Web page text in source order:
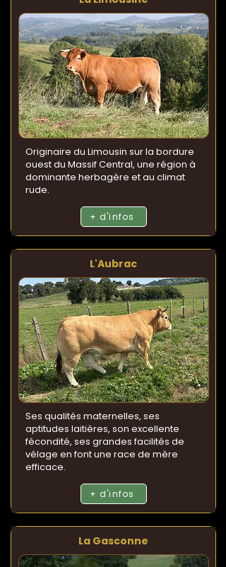
Originaire du Limousin sur la bordure
ouest du Massif Central, une région à
dominante herbagère et au climat
rude.
+ d'infos
L'Aubrac
Ses qualités maternelles, ses
aptitudes laitières, son excellente
fécondité, ses grandes facilités de
vélage en font une race de mère
efficace.
+ d'infos
La Gasconne